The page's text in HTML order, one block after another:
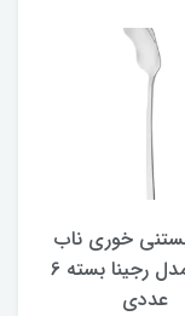
خوری ناب
استیل مدل رجینا بسته 6
عددی